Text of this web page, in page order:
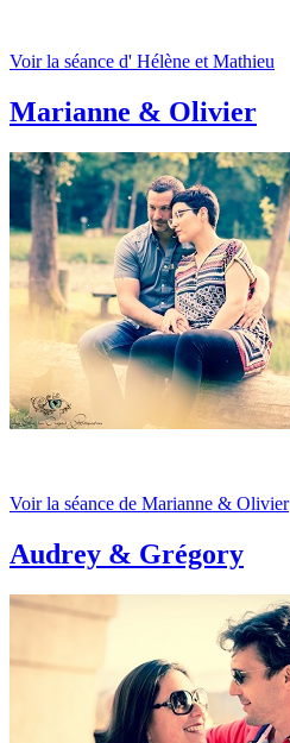
Voir la séance d' Hélène et Mathieu
Marianne & Olivier
Voir la séance de Marianne & Olivier
Audrey & Grégory